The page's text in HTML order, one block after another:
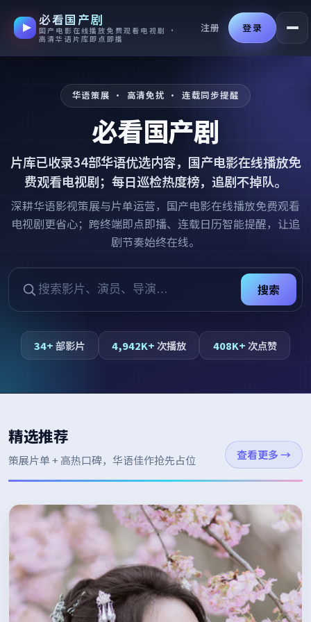
跳过导航，进入正文
必看国产剧
国产电影在线播放免费观看电视剧 ·
高清华语片库即点即播
注册 登录
华语策展 · 高清免扰 · 连载同步提醒
必看国产剧
片库已收录34部华语优选内容， 国产电影在线播放免
费观看电视剧；每日巡检热度榜，追剧不掉队。
深耕华语影视策展与片单运营，国产电影在线播放免费观看
电视剧更省心；跨终端即点即播、连载日历智能提醒，让追
剧节奏始终在线。
搜索
34+部影片 4,942K+次播放 408K+次点赞
精选推荐
策展片单 + 高热口碑，华语佳作抢先占位 查看更多→